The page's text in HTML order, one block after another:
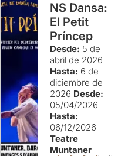
NS Dansa:
El Petit
Príncep
Desde: 5 de
abril de 2026
Hasta: 6 de
diciembre de
2026 Desde:
05/04/2026
Hasta:
06/12/2026
Teatre
Muntaner